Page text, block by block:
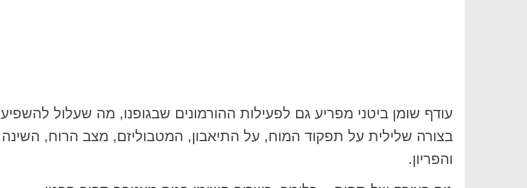
עודף שומן ביטני מפריע גם לפעילות ההורמונים שבגופנו, מה שעלול להשפיע
בצורה שלילית על תפקוד המוח, על התיאבון, המטבוליזם, מצב הרוח, השינה
והפריון.